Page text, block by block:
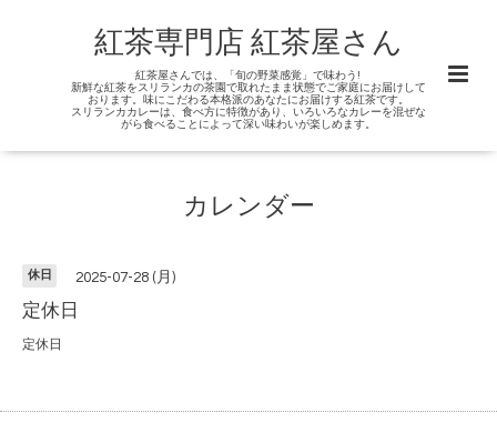
紅茶専門店 紅茶屋さん
紅茶屋さんでは、「旬の野菜感覚」で味わう!
新鮮な紅茶をスリランカの茶園で取れたまま状態でご家庭にお届けして
おります。味にこだわる本格派のあなたにお届けする紅茶です。
スリランカカレーは、食べ方に特徴があり、いろいろなカレーを混ぜな
がら食べることによって深い味わいが楽しめます。
カレンダー
休日 2025-07-28 (月)
定休日
定休日